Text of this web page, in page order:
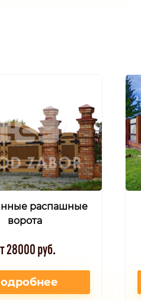
распашные
ворота
28000 руб.